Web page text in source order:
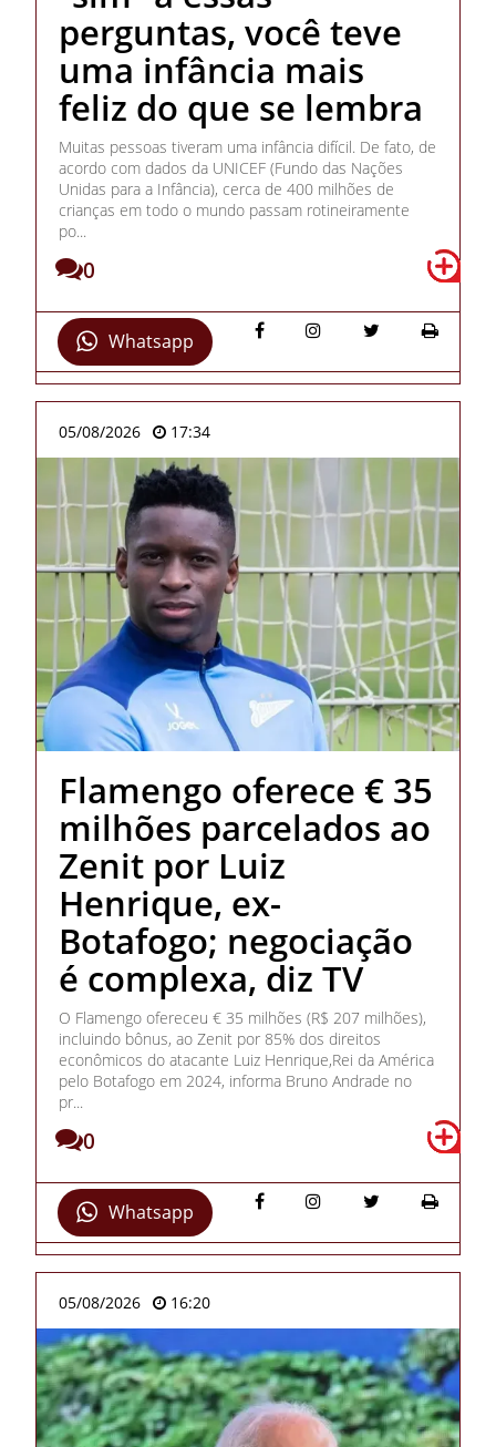
perguntas, você teve
uma infância mais
feliz do que se lembra
Muitas pessoas tiveram uma infância difícil. De fato, de
acordo com dados da UNICEF (Fundo das Nações
Unidas para a Infância), cerca de 400 milhões de
crianças em todo o mundo passam rotineiramente
po...
0
Whatsapp
05/08/2026 17:34
Flamengo oferece € 35
milhões parcelados ao
Zenit por Luiz
Henrique, ex-
Botafogo; negociação
é complexa, diz TV
O Flamengo ofereceu € 35 milhões (R$ 207 milhões),
incluindo bônus, ao Zenit por 85% dos direitos
econômicos do atacante Luiz Henrique,Rei da América
pelo Botafogo em 2024, informa Bruno Andrade no
pr...
0
Whatsapp
05/08/2026 16:20